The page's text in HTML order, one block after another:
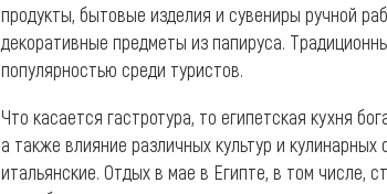
продукты, бытовые изделия и сувениры ручной
декоративные предметы из папируса.
популярностью среди туристов.
Что касается гастротура, то египетская кухня
а также влияние различных культур и
итальянские. Отдых в мае в Египте, в том числе,